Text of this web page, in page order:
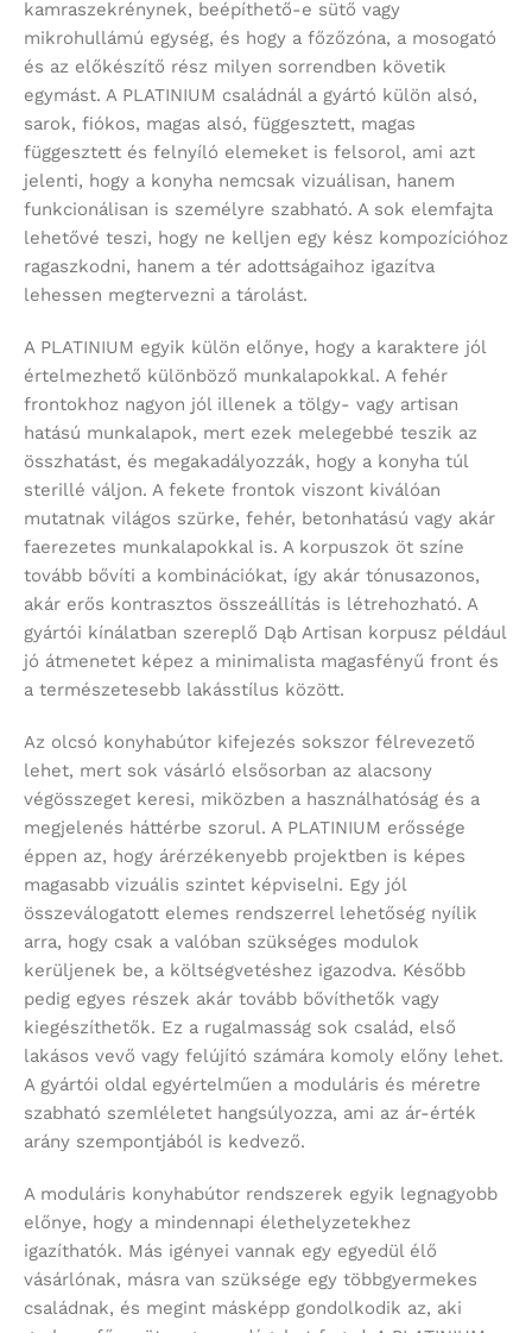
kamraszekrénynek, beépíthető-e sütő vagy
mikrohullámú egység, és hogy a főzőzóna, a mosogató
és az előkészítő rész milyen sorrendben követik
egymást. A PLATINIUM családnál a gyártó külön alsó,
sarok, fiókos, magas alsó, függesztett, magas
függesztett és felnyíló elemeket is felsorol, ami azt
jelenti, hogy a konyha nemcsak vizuálisan, hanem
funkcionálisan is személyre szabható. A sok elemfajta
lehetővé teszi, hogy ne kelljen egy kész kompozícióhoz
ragaszkodni, hanem a tér adottságaihoz igazítva
lehessen megtervezni a tárolást.
A PLATINIUM egyik külön előnye, hogy a karaktere jól
értelmezhető különböző munkalapokkal. A fehér
frontokhoz nagyon jól illenek a tölgy- vagy artisan
hatású munkalapok, mert ezek melegebbé teszik az
összhatást, és megakadályozzák, hogy a konyha túl
sterillé váljon. A fekete frontok viszont kiválóan
mutatnak világos szürke, fehér, betonhatású vagy akár
faerezetes munkalapokkal is. A korpuszok öt színe
tovább bővíti a kombinációkat, így akár tónusazonos,
akár erős kontrasztos összeállítás is létrehozható. A
gyártói kínálatban szereplő Dąb Artisan korpusz például
jó átmenetet képez a minimalista magasfényű front és
a természetesebb lakásstílus között.
Az olcsó konyhabútor kifejezés sokszor félrevezető
lehet, mert sok vásárló elsősorban az alacsony
végösszeget keresi, miközben a használhatóság és a
megjelenés háttérbe szorul. A PLATINIUM erőssége
éppen az, hogy árérzékenyebb projektben is képes
magasabb vizuális szintet képviselni. Egy jól
összeválogatott elemes rendszerrel lehetőség nyílik
arra, hogy csak a valóban szükséges modulok
kerüljenek be, a költségvetéshez igazodva. Később
pedig egyes részek akár tovább bővíthetők vagy
kiegészíthetők. Ez a rugalmasság sok család, első
lakásos vevő vagy felújító számára komoly előny lehet.
A gyártói oldal egyértelműen a moduláris és méretre
szabható szemléletet hangsúlyozza, ami az ár-érték
arány szempontjából is kedvező.
A moduláris konyhabútor rendszerek egyik legnagyobb
előnye, hogy a mindennapi élethelyzetekhez
igazíthatók. Más igényei vannak egy egyedül élő
vásárlónak, másra van szüksége egy többgyermekes
családnak, és megint másképp gondolkodik az, aki